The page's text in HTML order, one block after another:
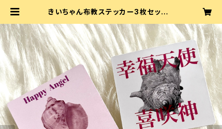
きいちゃん布教ステッカー3枚セット |